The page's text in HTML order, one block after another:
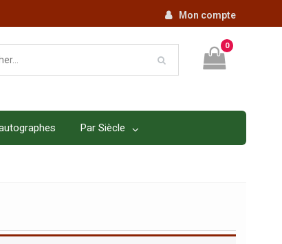
Mon compte
0
Par Siècle